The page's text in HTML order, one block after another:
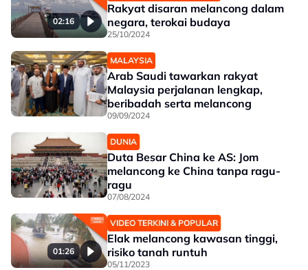
02:16
Rakyat disaran melancong dalam
negara, terokai budaya
25/10/2024
MALAYSIA
Arab Saudi tawarkan rakyat
Malaysia perjalanan lengkap,
beribadah serta melancong
09/09/2024
DUNIA
Duta Besar China ke AS: Jom
melancong ke China tanpa ragu-
ragu
07/08/2024
01:26
VIDEO TERKINI & POPULAR
Elak melancong kawasan tinggi,
risiko tanah runtuh
05/11/2023